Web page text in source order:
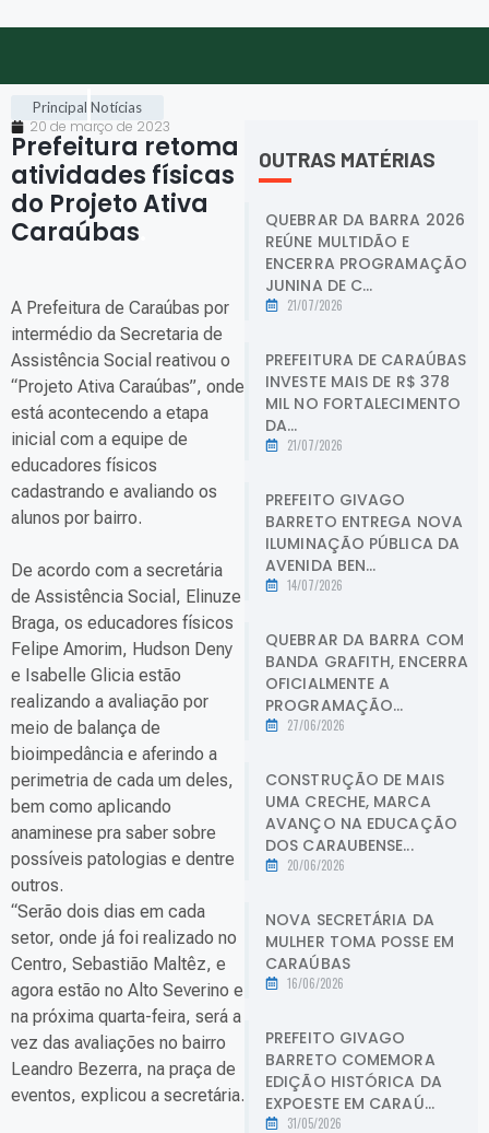
Principal Notícias
20 de março de 2023
Prefeitura retoma
atividades físicas
do Projeto Ativa
Caraúbas
A Prefeitura de Caraúbas por
intermédio da Secretaria de
Assistência Social reativou o
“Projeto Ativa Caraúbas”, onde
está acontecendo a etapa
inicial com a equipe de
educadores físicos
cadastrando e avaliando os
alunos por bairro.
De acordo com a secretária
de Assistência Social, Elinuze
Braga, os educadores físicos
Felipe Amorim, Hudson Deny
e Isabelle Glicia estão
realizando a avaliação por
meio de balança de
bioimpedância e aferindo a
perimetria de cada um deles,
bem como aplicando
anaminese pra saber sobre
possíveis patologias e dentre
outros.
“Serão dois dias em cada
setor, onde já foi realizado no
Centro, Sebastião Maltêz, e
agora estão no Alto Severino e
na próxima quarta-feira, será a
vez das avaliações no bairro
Leandro Bezerra, na praça de
eventos, explicou a secretária.
OUTRAS MATÉRIAS
QUEBRAR DA BARRA 2026
REÚNE MULTIDÃO E
ENCERRA PROGRAMAÇÃO
JUNINA DE C...
21/07/2026
PREFEITURA DE CARAÚBAS
INVESTE MAIS DE R$ 378
MIL NO FORTALECIMENTO
DA...
21/07/2026
PREFEITO GIVAGO
BARRETO ENTREGA NOVA
ILUMINAÇÃO PÚBLICA DA
AVENIDA BEN...
14/07/2026
QUEBRAR DA BARRA COM
BANDA GRAFITH, ENCERRA
OFICIALMENTE A
PROGRAMAÇÃO...
27/06/2026
CONSTRUÇÃO DE MAIS
UMA CRECHE, MARCA
AVANÇO NA EDUCAÇÃO
DOS CARAUBENSE...
20/06/2026
NOVA SECRETÁRIA DA
MULHER TOMA POSSE EM
CARAÚBAS
16/06/2026
PREFEITO GIVAGO
BARRETO COMEMORA
EDIÇÃO HISTÓRICA DA
EXPOESTE EM CARAÚ...
31/05/2026